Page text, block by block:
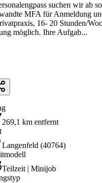
suchen wir ab
MFA für Anmeldung
16- 20 Stunden/
möglich. Ihre Aufgab...
269,1 km entfernt
Langenfeld (40764)
Teilzeit | Minijob